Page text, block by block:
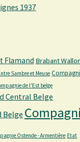
1937
Flamand Brabant Wallon
Sambre et Meuse
de l'Est belge
Central Belge
Belge
Ostende - Armentière Etat